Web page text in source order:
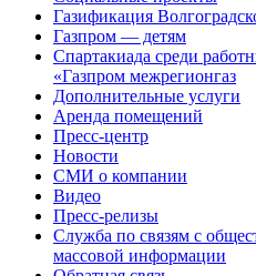
Газификация
Газпром — детям
Спартакиада среди
«Газпром межрегионгаз
Дополнительные услуги
Аренда помещений
Пресс-центр
Новости
СМИ о компании
Видео
Пресс-релизы
Служба по связям с
массовой информации